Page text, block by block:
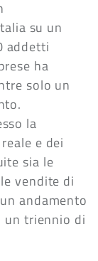
su un
addetti
ha
solo un
la
e dei
sia le
vendite di
andamento
un triennio di